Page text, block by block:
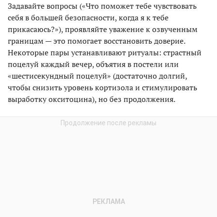
Задавайте вопросы («Что поможет тебе чувствовать
себя в большей безопасности, когда я к тебе
прикасаюсь?»), проявляйте уважение к озвученным
границам — это помогает восстановить доверие.
Некоторые пары устанавливают ритуалы: страстный
поцелуй каждый вечер, объятия в постели или
«шестисекундный поцелуй» (достаточно долгий,
чтобы снизить уровень кортизола и стимулировать
выработку окситоцина), но без продолжения.